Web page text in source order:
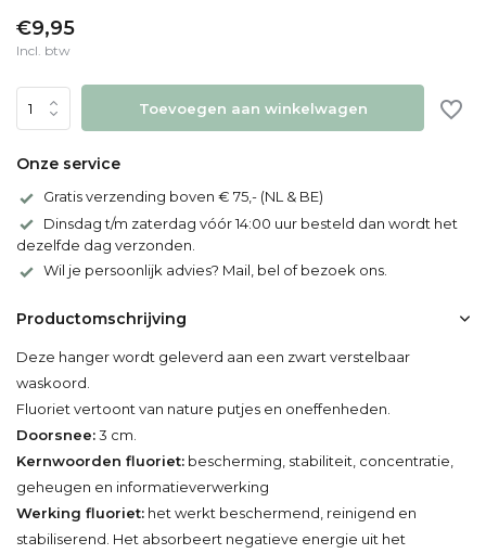
€9,95
Incl. btw
Toevoegen aan winkelwagen
Onze service
Gratis verzending boven € 75,- (NL & BE)
Dinsdag t/m zaterdag vóór 14:00 uur besteld dan wordt het
dezelfde dag verzonden.
Wil je persoonlijk advies? Mail, bel of bezoek ons.
Productomschrijving
Deze hanger wordt geleverd aan een zwart verstelbaar
waskoord.
Fluoriet vertoont van nature putjes en oneffenheden.
Doorsnee:3 cm.
Kernwoorden fluoriet: bescherming, stabiliteit, concentratie,
geheugen en informatieverwerking
Werking fluoriet: het werkt beschermend, reinigend en
stabiliserend. Het absorbeert negatieve energie uit het